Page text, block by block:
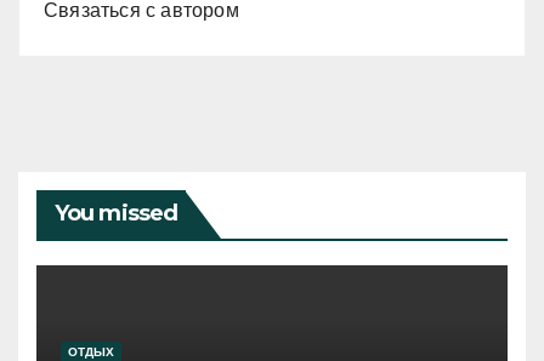
Связаться с автором
You missed
ОТДЫХ